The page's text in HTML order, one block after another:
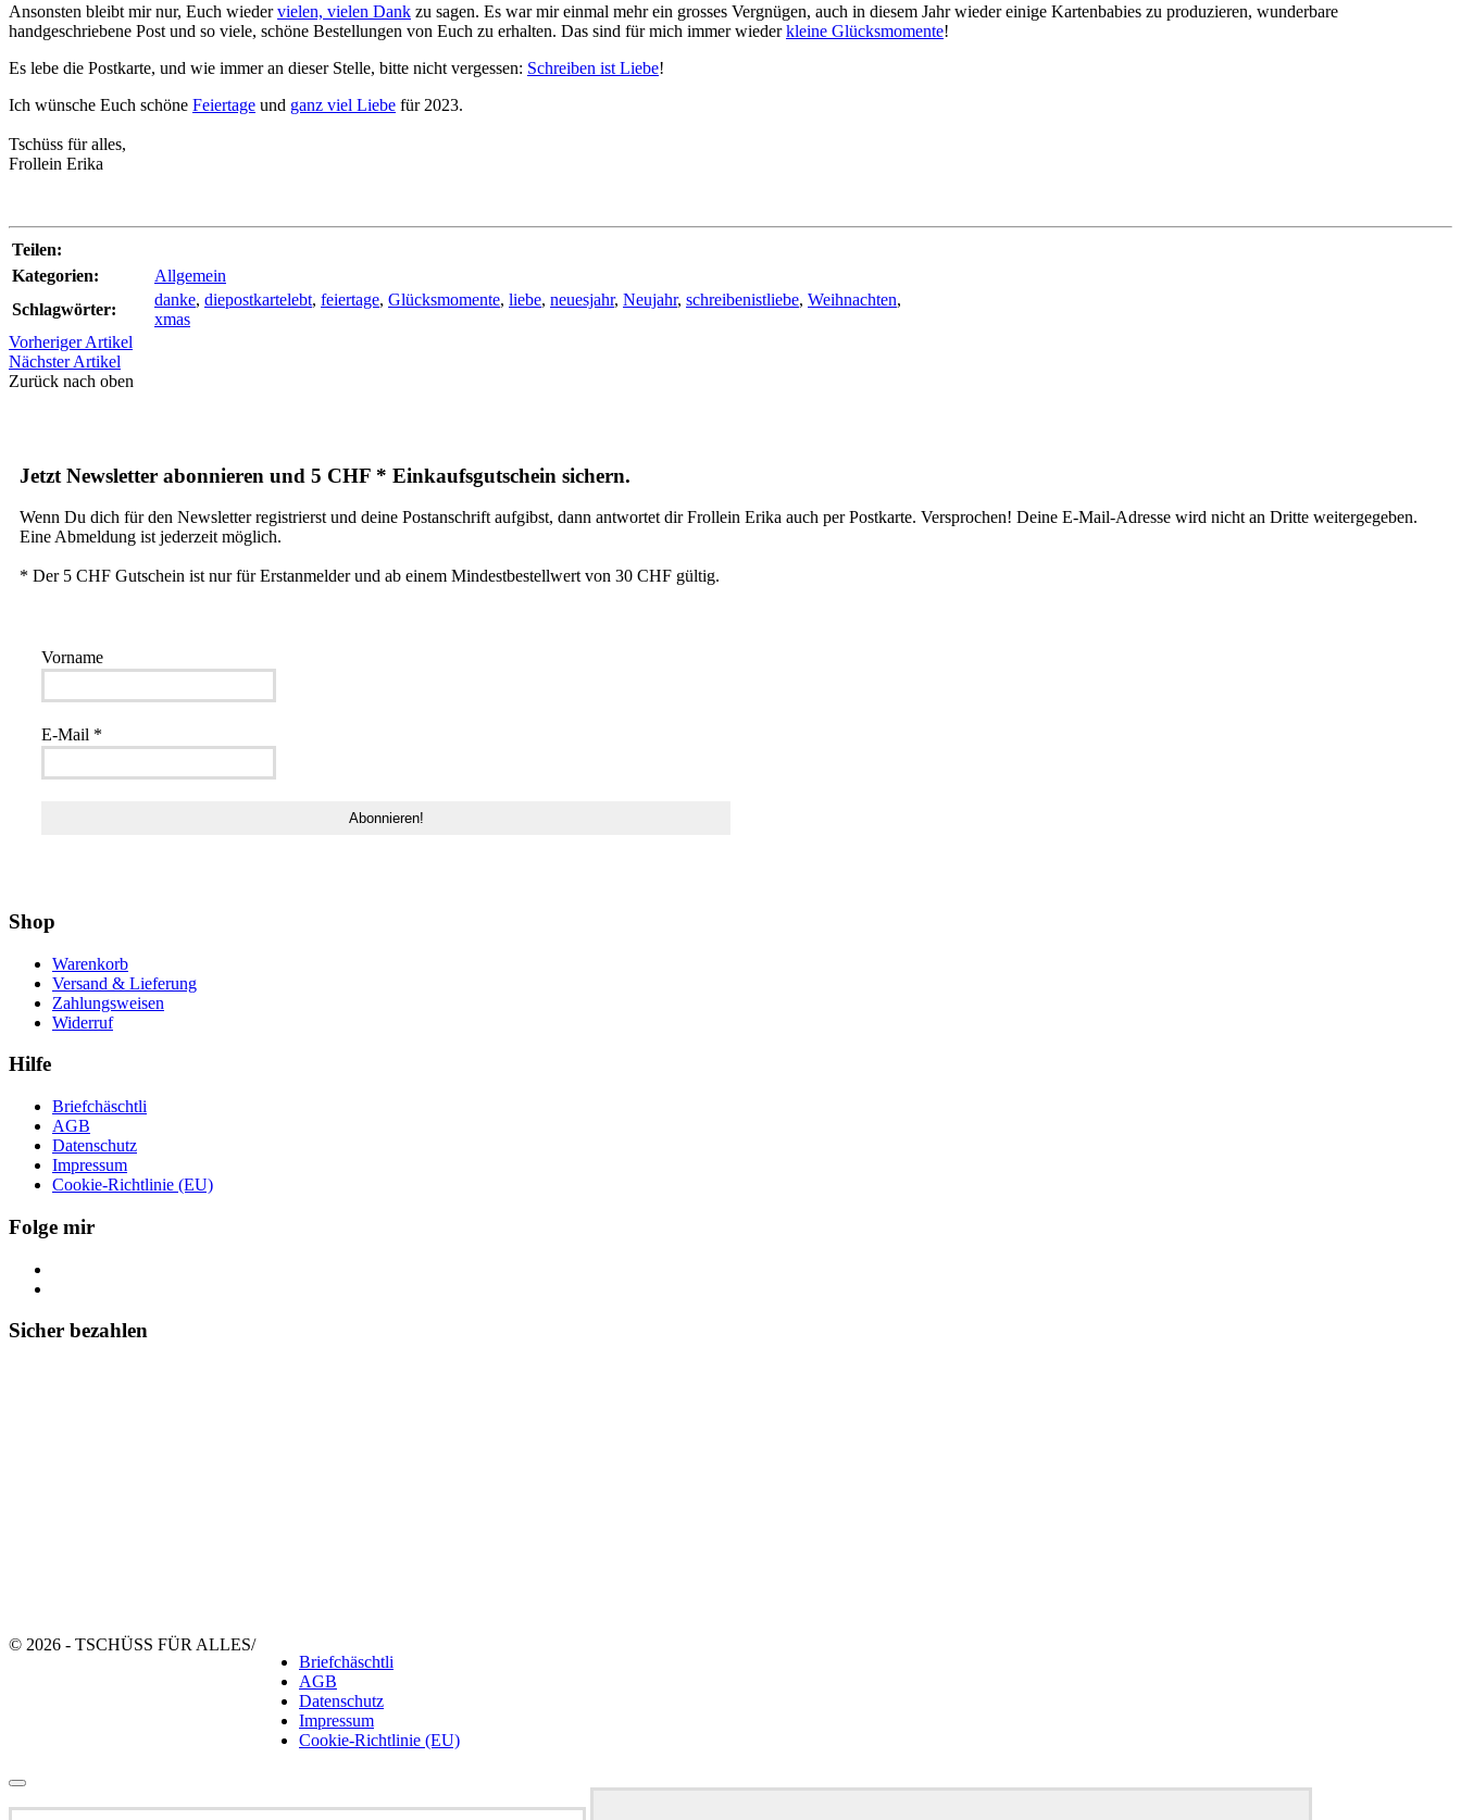
Ansonsten bleibt mir nur, Euch wiedervielen, vielen Dank zu sagen. Es war mir einmal mehr ein grosses Vergnügen, auch in diesem Jahr wieder einige Kartenbabies zu produzieren, wunderbare
handgeschriebene Post und so viele, schöne Bestellungen von Euch zu erhalten. Das sind für mich immer wiederkleine Glücksmomente!
Es lebe die Postkarte, und wie immer an dieser Stelle, bitte nicht vergessen: Schreiben ist Liebe!
Ich wünsche Euch schöne Feiertage und ganz viel Liebe für 2023.
Tschüss für alles,
Frollein Erika
Teilen:
Kategorien:
Allgemein
Schlagwörter:
danke, diepostkartelebt, feiertage, Glücksmomente, liebe, neuesjahr, Neujahr, schreibenistliebe, Weihnachten,
xmas
Vorheriger Artikel
Nächster Artikel
Zurück nach oben
Jetzt Newsletter abonnieren und 5 CHF * Einkaufsgutschein sichern.
Wenn Du dich für den Newsletter registrierst und deine Postanschrift aufgibst, dann antwortet dir Frollein Erika auch per Postkarte. Versprochen! Deine E-Mail-Adresse wird nicht an Dritte weitergegeben.
Eine Abmeldung ist jederzeit möglich.
* Der 5 CHF Gutschein ist nur für Erstanmelder und ab einem Mindestbestellwert von 30 CHF gültig.
Vorname
E-Mail *
Shop
Warenkorb
Versand & Lieferung
Zahlungsweisen
Widerruf
Hilfe
Briefchäschtli
AGB
Datenschutz
Impressum
Cookie-Richtlinie (EU)
Folge mir
Sicher bezahlen
© 2026 - TSCHÜSS FÜR ALLES/
Briefchäschtli
AGB
Datenschutz
Impressum
Cookie-Richtlinie (EU)
nach: